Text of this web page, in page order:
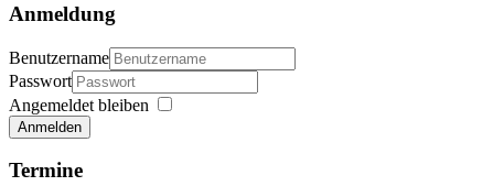
Anmeldung
Benutzername
Passwort
Angemeldet bleiben
Anmelden
Termine